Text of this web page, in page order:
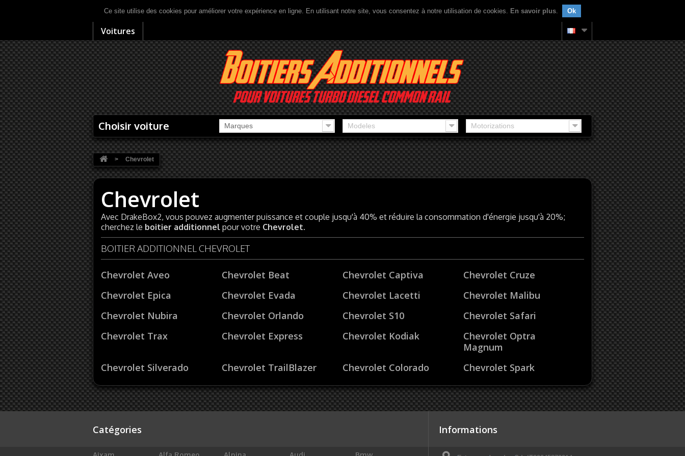
Ce site utilise des cookies pour améliorer votre expérience en ligne. En utilisant notre site, vous consentez à notre utilisation de cookies. En savoir plus. Ok
Voitures
Choisir voiture Marques Modeles Motorizations
> Chevrolet
Chevrolet
Avec DrakeBox2, vous pouvez augmenter puissance et couple jusqu'à 40% et réduire la consommation d'énergie jusqu'à 20%;
cherchez le boitier additionnel pour votre Chevrolet.
BOITIER ADDITIONNEL CHEVROLET
Chevrolet Aveo Chevrolet Beat Chevrolet Captiva
Chevrolet Cruze
Chevrolet Epica
Chevrolet Evada Chevrolet Lacetti
Chevrolet Malibu
Chevrolet Nubira
Chevrolet Orlando Chevrolet S10
Chevrolet Safari
Chevrolet Trax
Chevrolet Express Chevrolet Kodiak
Chevrolet Optra
Magnum
Chevrolet Silverado
Chevrolet TrailBlazer Chevrolet Colorado Chevrolet Spark
Catégories Informations